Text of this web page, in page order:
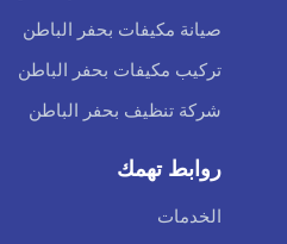
صيانة مكيفات بحفر الباطن
تركيب مكيفات بحفر الباطن
شركة تنظيف بحفر الباطن
روابط تهمك
الخدمات